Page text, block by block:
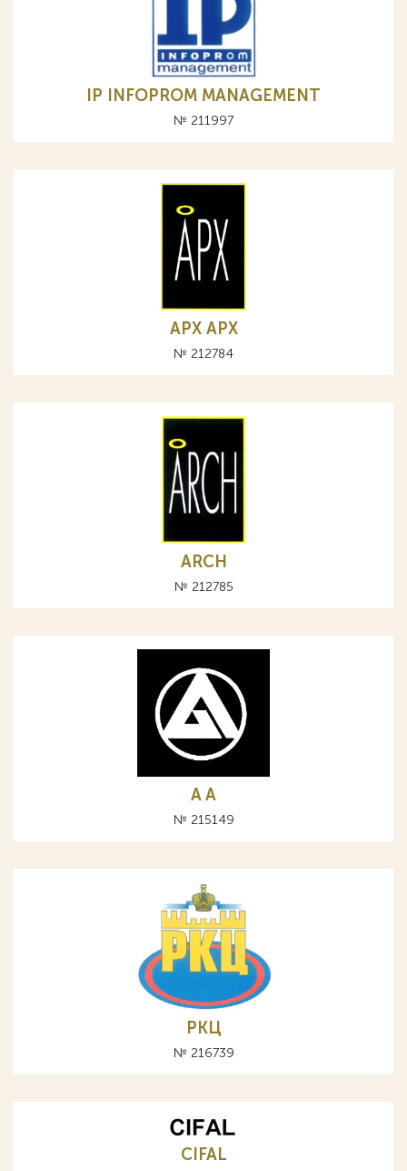
IP INFOPROM MANAGEMENT
№ 211997
АРХ APX
№ 212784
ARCH
№ 212785
A А
№ 215149
РКЦ
№ 216739
CIFAL